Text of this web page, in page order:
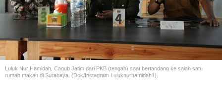
Luluk Nur Hamidah, Cagub Jatim dari PKB (tengah) saat bertandang ke salah satu
rumah makan di Surabaya. (Dok/Instagram Luluknurhamidah1).